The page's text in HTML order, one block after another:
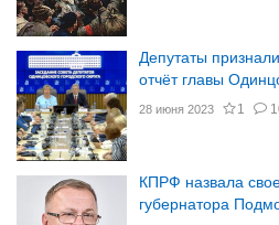
Депутаты
отчёт главы
28 июня 2023 1
КПРФ назвала
губернатора